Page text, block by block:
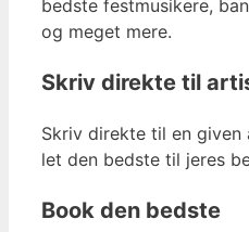
bedste festmusikere,
og meget mere.
Skriv direkte til
Skriv direkte til en
let den bedste til jeres
Book den bedste